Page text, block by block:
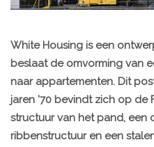
White Housing is een
beslaat de omvorming van
naar appartementen. Dit
jaren ’70 bevindt zich op de
structuur van het pand, een
ribbenstructuur en een